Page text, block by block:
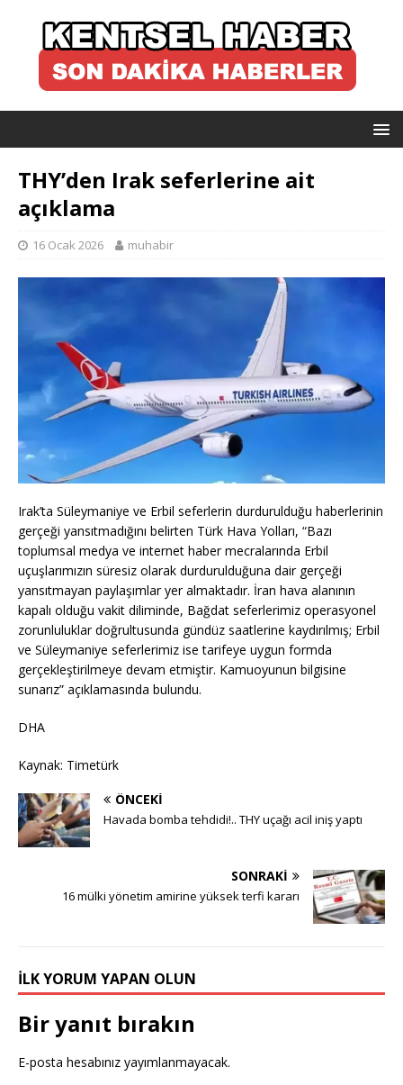
THY’den Irak seferlerine ait
açıklama
16 Ocak 2026 muhabir
Irak’ta Süleymaniye ve Erbil seferlerin durdurulduğu haberlerinin
gerçeği yansıtmadığını belirten Türk Hava Yolları, “Bazı
toplumsal medya ve internet haber mecralarında Erbil
uçuşlarımızın süresiz olarak durdurulduğuna dair gerçeği
yansıtmayan paylaşımlar yer almaktadır. İran hava alanının
kapalı olduğu vakit diliminde, Bağdat seferlerimiz operasyonel
zorunluluklar doğrultusunda gündüz saatlerine kaydırılmış; Erbil
ve Süleymaniye seferlerimiz ise tarifeye uygun formda
gerçekleştirilmeye devam etmiştir. Kamuoyunun bilgisine
sunarız” açıklamasında bulundu.
DHA
Kaynak: Timetürk
ÖNCEKI
Havada bomba tehdidi!.. THY uçağı acil iniş yaptı
SONRAKI
16 mülki yönetim amirine yüksek terfi kararı
İLK YORUM YAPAN OLUN
Bir yanıt bırakın
E-posta hesabınız yayımlanmayacak.